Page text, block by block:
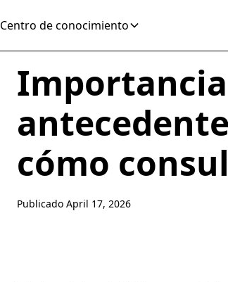
Centro de conocimiento
cómo
Publicado April 17, 2026